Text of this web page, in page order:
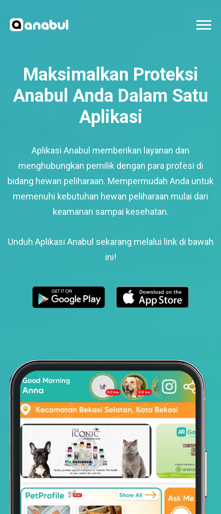
Maksimalkan Proteksi
Anabul Anda Dalam Satu
Aplikasi
Aplikasi Anabul memberikan layanan dan
menghubungkan pemilik dengan para profesi di
bidang hewan peliharaan. Mempermudah Anda untuk
memenuhi kebutuhan hewan peliharaan mulai dari
keamanan sampai kesehatan.
Unduh Aplikasi Anabul sekarang melalui link di bawah
ini!